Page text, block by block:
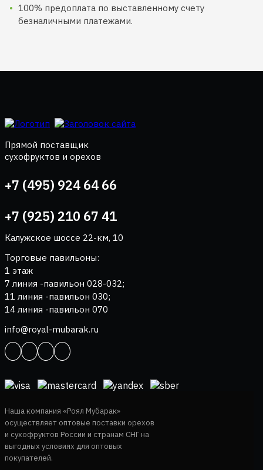
100% предоплата по выставленному счету
безналичными платежами.
Прямой поставщик
сухофруктов и орехов
+7 (495) 924 64 66
+7 (925) 210 67 41
Калужское шоссе 22-км, 10
Торговые павильоны:
1 этаж
7 линия -павильон 028-032;
11 линия -павильон 030;
14 линия -павильон 070
info@royal-mubarak.ru
Наша компания «Роял Мубарак»
осуществляет оптовые поставки орехов
и сухофруктов России и странам СНГ на
выгодных условиях для оптовых
покупателей.